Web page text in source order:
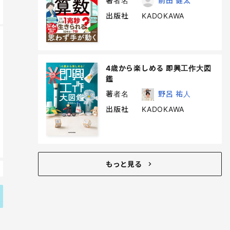
出版社
KADOKAWA
4歳から楽しめる 即興工作大図
鑑
著者名
野呂 祐人
出版社
KADOKAWA
もっと見る